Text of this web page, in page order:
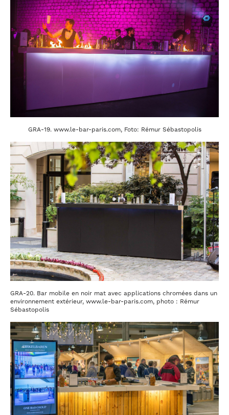
GRA-19. www.le-bar-paris.com, Foto: Rémur Sébastopolis
GRA-20. Bar mobile en noir mat avec applications chromées dans un
environnement extérieur, www.le-bar-paris.com, photo : Rémur
Sébastopolis